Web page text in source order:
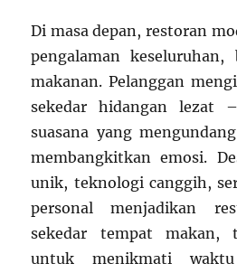
Di masa depan, restoran
pengalaman
makanan. Pelanggan
sekedar hidangan lezat
suasana yang
membangkitkan emosi.
unik, teknologi canggih,
personal menjadikan
sekedar tempat makan,
untuk menikmati